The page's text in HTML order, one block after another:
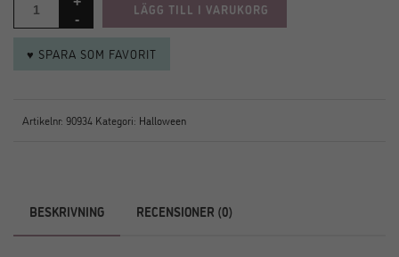
LÄGG TILL I VARUKORG
♥ SPARA SOM FAVORIT
Artikelnr: 90934 Kategori: Halloween
BESKRIVNING RECENSIONER (0)